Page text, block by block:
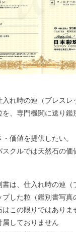
れ時の連（ブレスレ
、専門機関に送り鑑
価値を提供したい。
クルでは天然石の価
は、仕入れ時の連（
した粒（鑑別書写真
この限りではありま
しておりません